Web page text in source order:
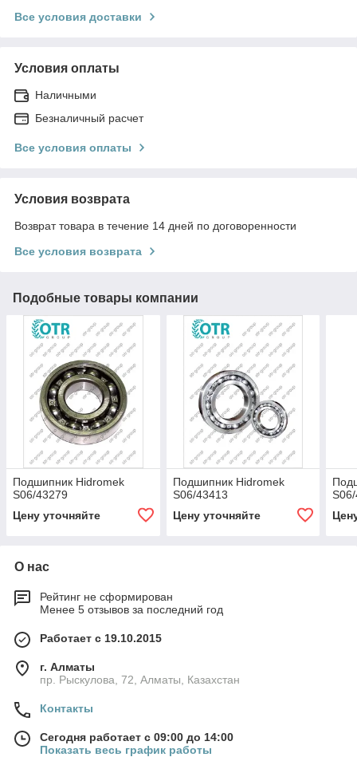
Все условия доставки
Условия оплаты
Наличными
Безналичный расчет
Все условия оплаты
Условия возврата
Возврат товара в течение 14 дней по договоренности
Все условия возврата
Подобные товары компании
Подшипник Hidromek
S06/43279
Цену уточняйте
Подшипник Hidromek
S06/43413
Цену уточняйте
О нас
Рейтинг не сформирован
Менее 5 отзывов за последний год
Работает с 19.10.2015
г. Алматы
пр. Рыскулова, 72, Алматы, Казахстан
Контакты
Сегодня работает с 09:00 до 14:00
Показать весь график работы